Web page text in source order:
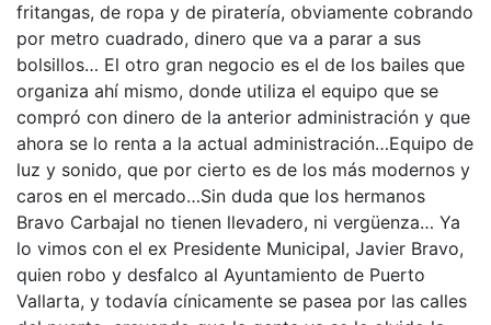
fritangas, de ropa y de piratería, obviamente cobrando
por metro cuadrado, dinero que va a parar a sus
bolsillos… El otro gran negocio es el de los bailes que
organiza ahí mismo, donde utiliza el equipo que se
compró con dinero de la anterior administración y que
ahora se lo renta a la actual administración…Equipo de
luz y sonido, que por cierto es de los más modernos y
caros en el mercado…Sin duda que los hermanos
Bravo Carbajal no tienen llevadero, ni vergüenza… Ya
lo vimos con el ex Presidente Municipal, Javier Bravo,
quien robo y desfalco al Ayuntamiento de Puerto
Vallarta, y todavía cínicamente se pasea por las calles